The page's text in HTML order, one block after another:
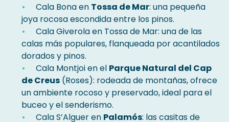
Cala Bona en Tossa de Mar: una pequeña
joya rocosa escondida entre los pinos.
Cala Giverola en Tossa de Mar: una de las
calas más populares, flanqueada por acantilados
dorados y pinos.
Cala Montjoi en el Parque Natural del Cap
de Creus (Roses): rodeada de montañas, ofrece
un ambiente rocoso y preservado, ideal para el
buceo y el senderismo.
Cala S’Alguer en Palamós: las casitas de